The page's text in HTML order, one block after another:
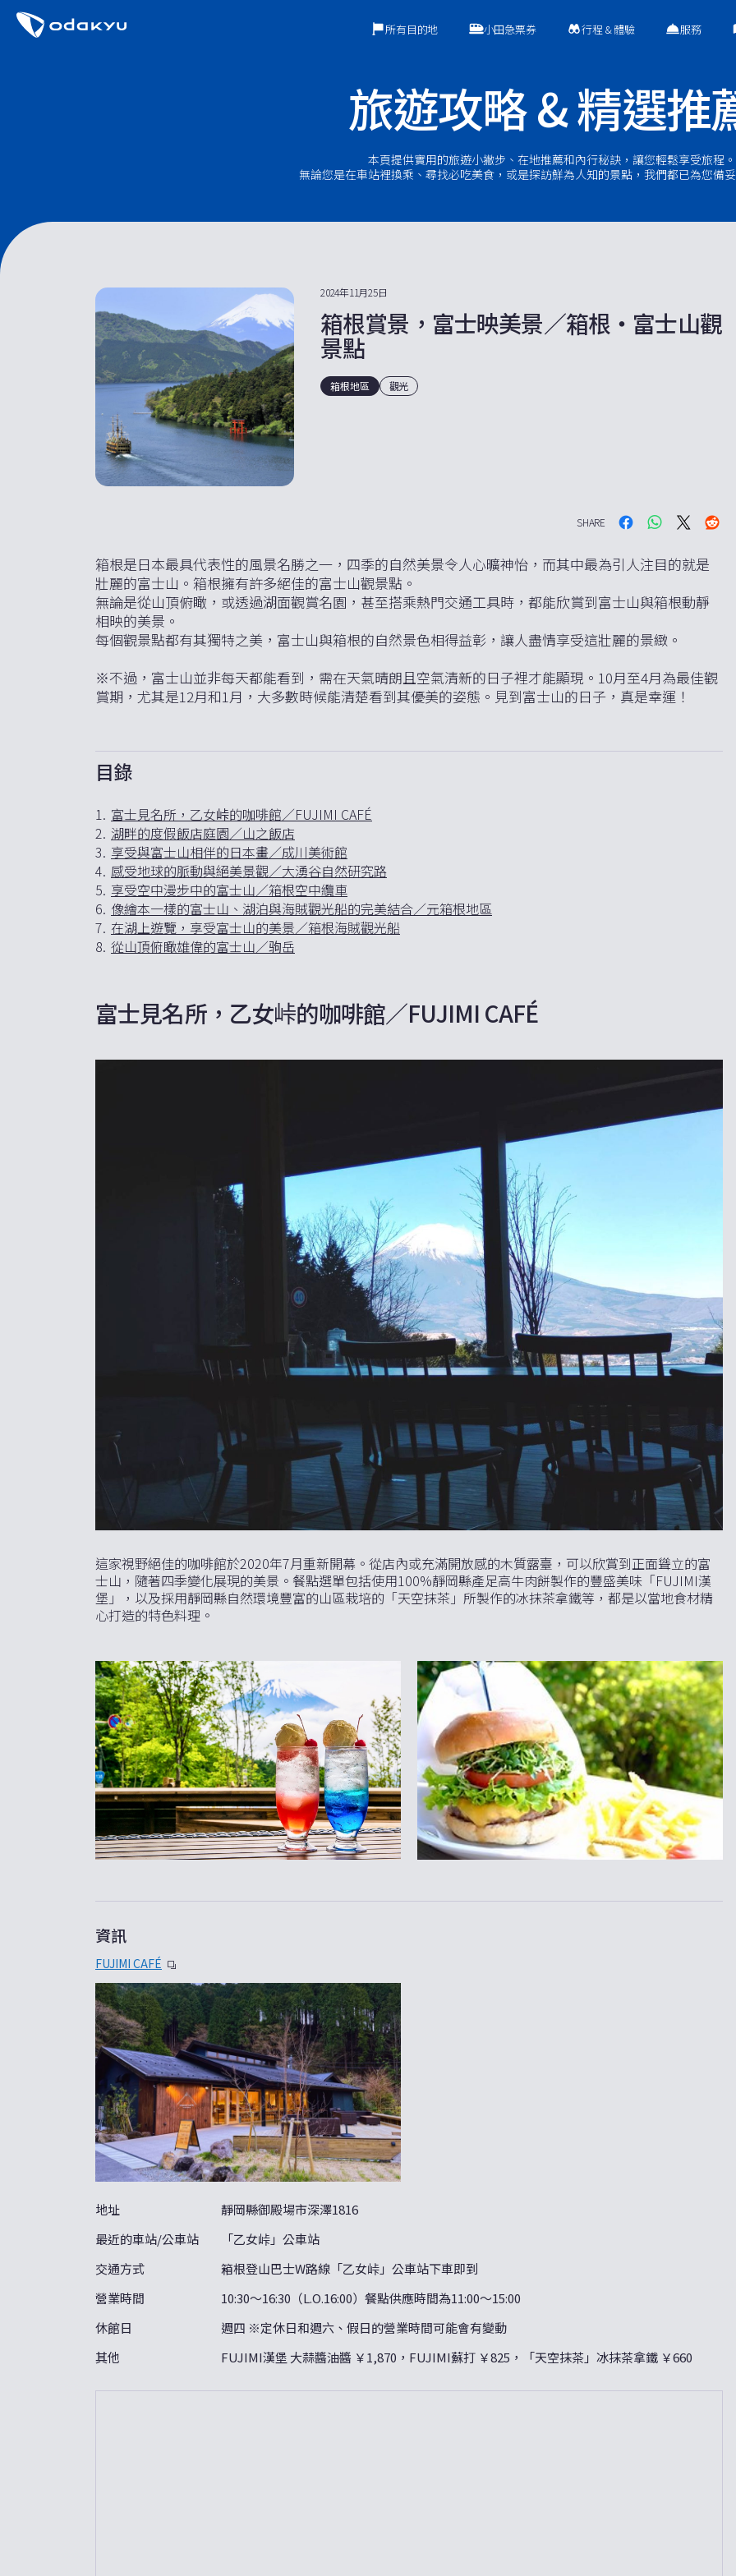
所有目的地 小田急票券 行程 & 體驗 服務
旅遊攻略 & 精選推
本頁提供實用的旅遊小撇步、在地推薦和內行秘訣，讓您輕鬆享受旅程。
無論您是在車站裡換乘、尋找必吃美食，或是探訪鮮為人知的景點，我們都已為您備妥
2024年11月25日
箱根賞景，富士映美景／箱根・富士山觀
景點
箱根地區 觀光
SHARE
箱根是日本最具代表性的風景名勝之一，四季的自然美景令人心曠神怡，而其中最為引人注目的就是
壯麗的富士山。箱根擁有許多絕佳的富士山觀景點。
無論是從山頂俯瞰，或透過湖面觀賞名園，甚至搭乘熱門交通工具時，都能欣賞到富士山與箱根動靜
相映的美景。
每個觀景點都有其獨特之美，富士山與箱根的自然景色相得益彰，讓人盡情享受這壯麗的景緻。
※不過，富士山並非每天都能看到，需在天氣晴朗且空氣清新的日子裡才能顯現。10月至4月為最佳觀
賞期，尤其是12月和1月，大多數時候能清楚看到其優美的姿態。見到富士山的日子，真是幸運！
目錄
1. 富士見名所，乙女峠的咖啡館／FUJIMI CAFÉ
2. 湖畔的度假飯店庭園／山之飯店
3. 享受與富士山相伴的日本畫／成川美術館
4. 感受地球的脈動與絕美景觀／大湧谷自然研究路
5. 享受空中漫步中的富士山／箱根空中纜車
6. 像繪本一樣的富士山、湖泊與海賊觀光船的完美結合／元箱根地區
7. 在湖上遊覽，享受富士山的美景／箱根海賊觀光船
8. 從山頂俯瞰雄偉的富士山／驹岳
富士見名所，乙女峠的咖啡館／FUJIMI CAFÉ
這家視野絕佳的咖啡館於2020年7月重新開幕。從店內或充滿開放感的木質露臺，可以欣賞到正面聳立的富
士山，隨著四季變化展現的美景。餐點選單包括使用100%靜岡縣產足高牛肉餅製作的豐盛美味「FUJIMI漢
堡」，以及採用靜岡縣自然環境豐富的山區栽培的「天空抹茶」所製作的冰抹茶拿鐵等，都是以當地食材精
心打造的特色料理。
資訊
FUJIMI CAFÉ
地址
靜岡縣御殿場市深澤1816
最近的車站/公車站
「乙女峠」公車站
交通方式
箱根登山巴士W路線「乙女峠」公車站下車即到
營業時間
10:30〜16:30（L.O.16:00）餐點供應時間為11:00〜15:00
休館日
週四 ※定休日和週六、假日的營業時間可能會有變動
其他
FUJIMI漢堡 大蒜醬油醬 ￥1,870，FUJIMI蘇打 ￥825，「天空抹茶」冰抹茶拿鐵 ￥660